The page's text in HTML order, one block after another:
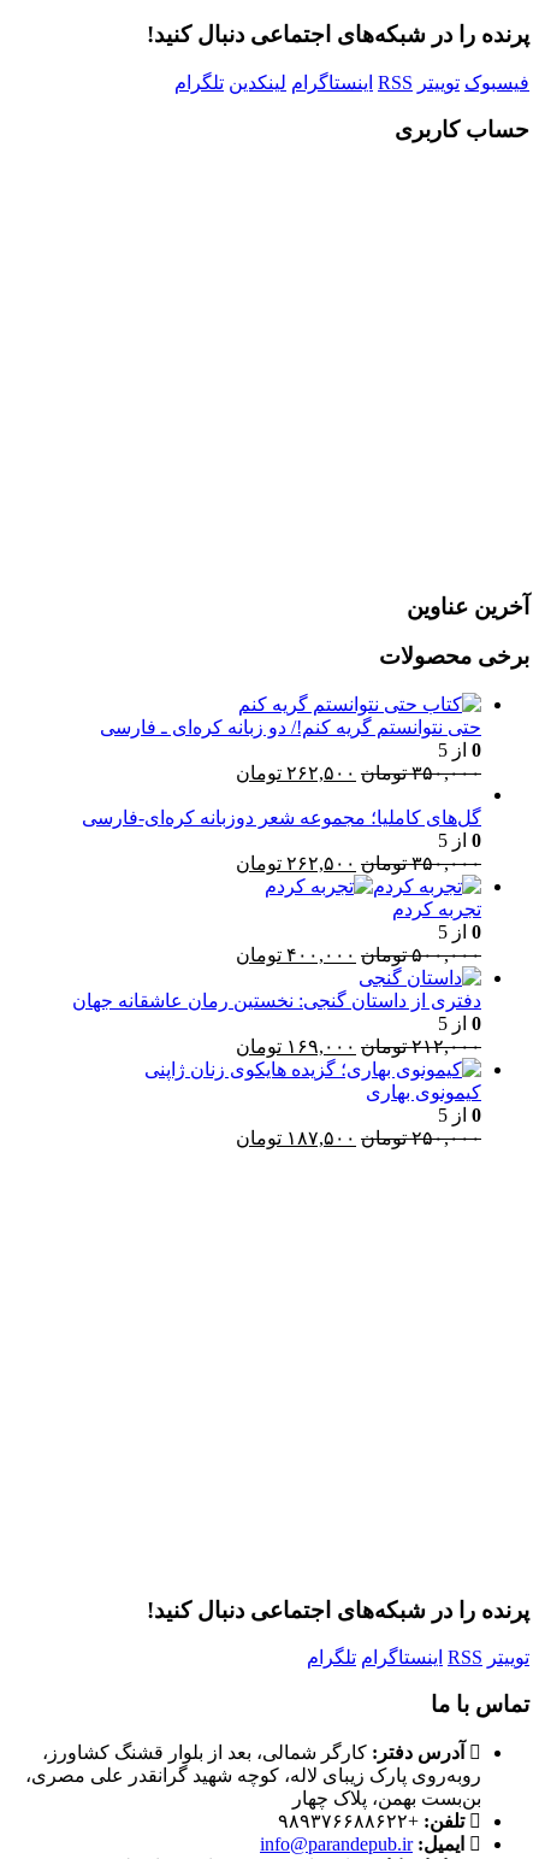
پرنده را در شبکه‌های اجتماعی دنبال کنید!
فیسبوک توییتر RSS اینستاگرام لینکدین تلگرام
حساب کاربری
آخرین عناوین
برخی محصولات
حتی نتوانستم گریه کنم!/ دو زبانه کره‌ای ـ فارسی
0 از 5
۳۵۰,۰۰۰ تومان قیمت
۳۵۰,۰۰۰ تومان
۲۶۲,۵۰۰ تومان
۲۶۲,۵۰۰ تومان.
گل‌های کاملیا؛ مجموعه شعر دوزبانه کره‌ای-فارسی
0 از 5
۳۵۰,۰۰۰ تومان قیمت
اصلی:
۲۶۲,۵۰۰ تومان
تجربه کردم
0 از 5
۵۰۰,۰۰۰ تومان قیمت
۵۰۰,۰۰۰ تومان
۴۰۰,۰۰۰ تومان
۴۰۰,۰۰۰ تومان.
دفتری از داستان گنجی: نخستین رمان عاشقانه جهان
0 از 5
۲۱۲,۰۰۰ تومان قیمت
اصلی:
۱۶۹,۰۰۰ تومان
فعلی:
کیمونوی بهاری
0 از 5
۲۵۰,۰۰۰ تومان قیمت
۱۸۷,۵۰۰ تومان
پرنده را در شبکه‌های اجتماعی دنبال کنید!
توییتر RSS اینستاگرام تلگرام
تماس با ما
آدرس دفتر: کارگر شمالی، بعد از بلوار قشنگ کشاورز،
روبه‌روی پارک زیبای لاله، کوچه شهید گرانقدر علی مصری،
بن‌بست بهمن، پلاک چهار
تلفن: +۹۸۹۳۷۶۶۸۸۶۲۲
ایمیل: info@parandepub.ir